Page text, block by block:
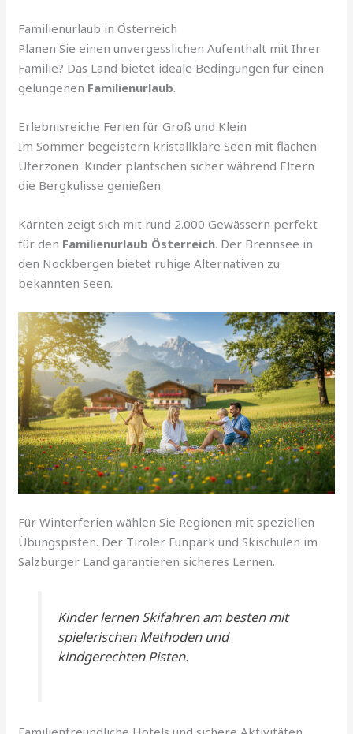
Familienurlaub in Österreich
Planen Sie einen unvergesslichen Aufenthalt mit Ihrer
Familie? Das Land bietet ideale Bedingungen für einen
gelungenen Familienurlaub.
Erlebnisreiche Ferien für Groß und Klein
Im Sommer begeistern kristallklare Seen mit flachen
Uferzonen. Kinder plantschen sicher während Eltern
die Bergkulisse genießen.
Kärnten zeigt sich mit rund 2.000 Gewässern perfekt
für den Familienurlaub Österreich. Der Brennsee in
den Nockbergen bietet ruhige Alternativen zu
bekannten Seen.
Für Winterferien wählen Sie Regionen mit speziellen
Übungspisten. Der Tiroler Funpark und Skischulen im
Salzburger Land garantieren sicheres Lernen.
Kinder lernen Skifahren am besten mit
spielerischen Methoden und
kindgerechten Pisten.